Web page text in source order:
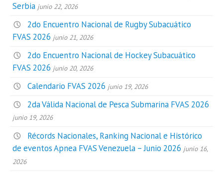
Serbia junio 22, 2026
2do Encuentro Nacional de Rugby Subacuático
FVAS 2026 junio 21, 2026
2do Encuentro Nacional de Hockey Subacuático
FVAS 2026 junio 20, 2026
Calendario FVAS 2026 junio 19, 2026
2da Válida Nacional de Pesca Submarina FVAS 2026
junio 19, 2026
Récords Nacionales, Ranking Nacional e Histórico
de eventos Apnea FVAS Venezuela – Junio 2026 junio 16,
2026